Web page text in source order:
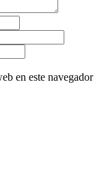
en este navegador